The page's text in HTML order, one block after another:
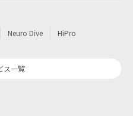
Neuro Dive HiPro
ス一覧